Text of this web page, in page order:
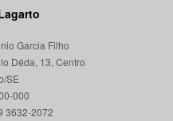
Garcia Filho
Déda, 13, Centro
SE
000